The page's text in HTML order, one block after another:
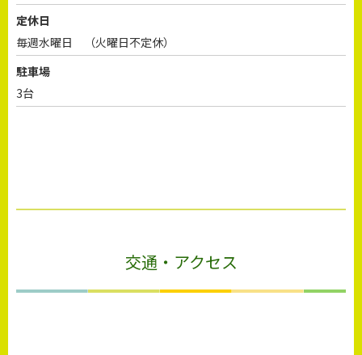
定休日
毎週水曜日 （火曜日不定休）
駐車場
3台
交通・アクセス